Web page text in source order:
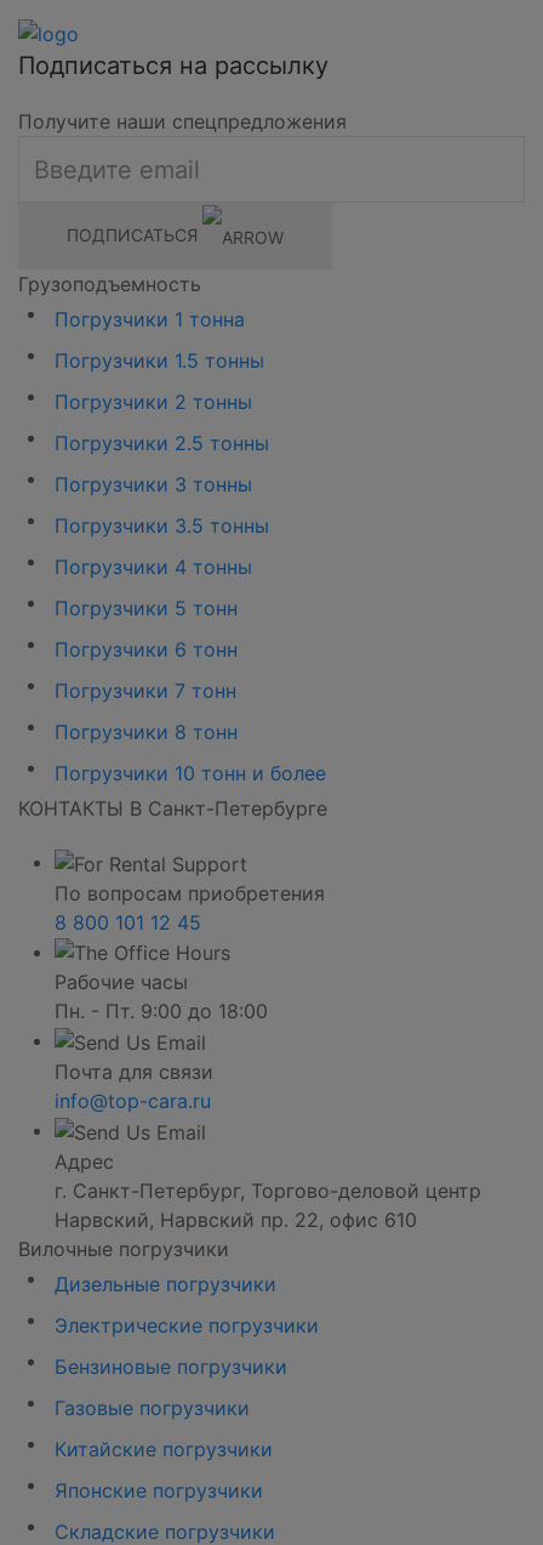
Подписаться на рассылку
Получите наши спецпредложения
ПОДПИСАТЬСЯ
Грузоподъемность
Погрузчики 1 тонна
Погрузчики 1.5 тонны
Погрузчики 2 тонны
Погрузчики 2.5 тонны
Погрузчики 3 тонны
Погрузчики 3.5 тонны
Погрузчики 4 тонны
Погрузчики 5 тонн
Погрузчики 6 тонн
Погрузчики 7 тонн
Погрузчики 8 тонн
Погрузчики 10 тонн и более
КОНТАКТЫ В Санкт-Петербурге
По вопросам приобретения
8 800 101 12 45
Рабочие часы
Пн. - Пт. 9:00 до 18:00
Почта для связи
info@top-cara.ru
Адрес
г. Санкт-Петербург, Торгово-деловой центр
Нарвский, Нарвский пр. 22, офис 610
Вилочные погрузчики
Дизельные погрузчики
Электрические погрузчики
Бензиновые погрузчики
Газовые погрузчики
Китайские погрузчики
Японские погрузчики
Складские погрузчики